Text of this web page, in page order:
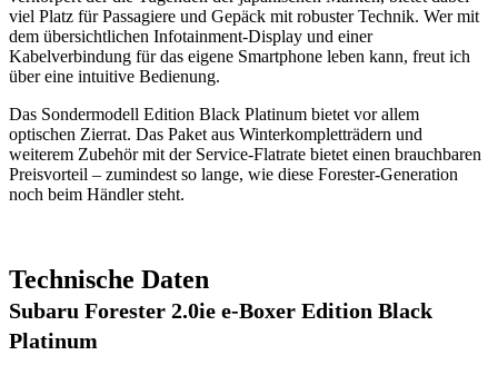
viel Platz für Passagiere und Gepäck mit robuster Technik. Wer mit
dem übersichtlichen Infotainment-Display und einer
Kabelverbindung für das eigene Smartphone leben kann, freut ich
über eine intuitive Bedienung.
Das Sondermodell Edition Black Platinum bietet vor allem
optischen Zierrat. Das Paket aus Winterkompletträdern und
weiterem Zubehör mit der Service-Flatrate bietet einen brauchbaren
Preisvorteil – zumindest so lange, wie diese Forester-Generation
noch beim Händler steht.
Technische Daten
Subaru Forester 2.0ie e-Boxer Edition Black
Platinum